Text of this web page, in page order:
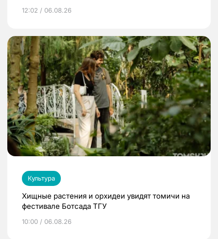
12:02 / 06.08.26
Культура
Хищные растения и орхидеи увидят томичи на
фестивале Ботсада ТГУ
10:00 / 06.08.26